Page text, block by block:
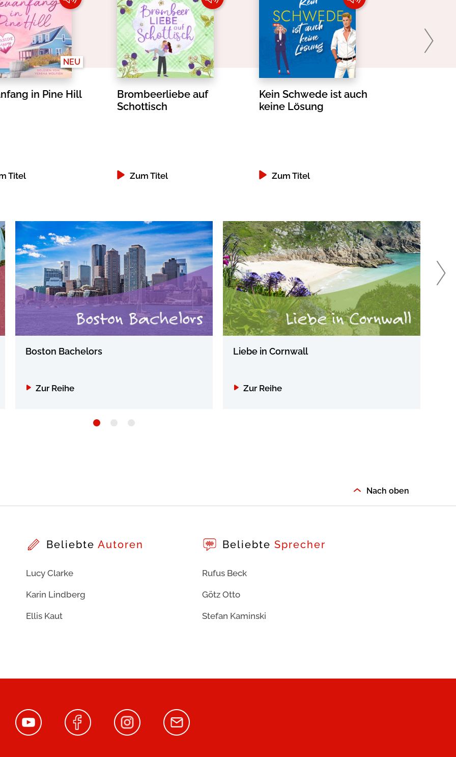
NEU
in Pine Hill
Titel
Brombeerliebe auf
Schottisch
Zum Titel
Kein Schwede ist auch
keine Lösung
Zum Titel
Boston Bachelors
Zur Reihe
Liebe in Cornwall
Zur Reihe
Nach oben
Beliebte Autoren
Lucy Clarke
Karin Lindberg
Ellis Kaut
BeliebteSprecher
Rufus Beck
Götz Otto
Stefan Kaminski